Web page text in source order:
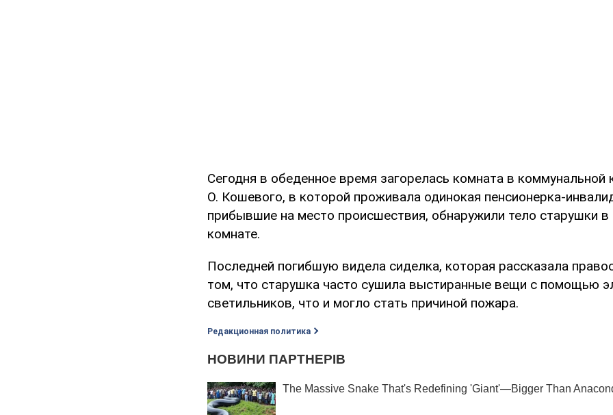
Сегодня в обеденное время загорелась комната в коммунальной
О. Кошевого, в которой проживала одинокая пенсионерка-
прибывшие на место происшествия, обнаружили тело старушки
комнате.
Последней погибшую видела сиделка, которая рассказала
том, что старушка часто сушила выстиранные вещи с помощью
светильников, что и могло стать причиной пожара.
Редакционная политика